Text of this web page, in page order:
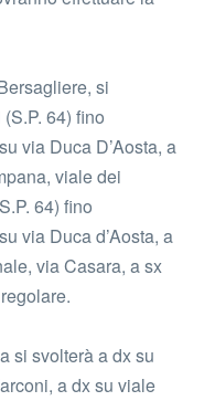
si
64) fino
via Duca D’Aosta, a
viale dei
64) fino
via Duca d’Aosta, a
via Casara, a sx
si svolterà a dx su
a dx su viale